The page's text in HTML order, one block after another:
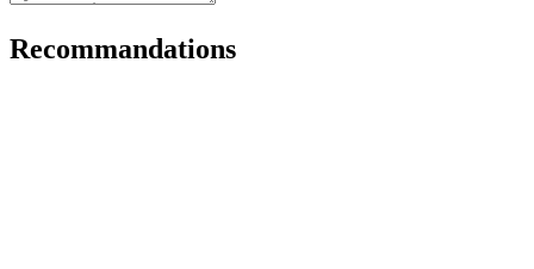
Recommandations